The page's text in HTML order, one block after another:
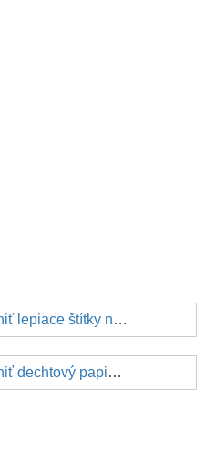
Ako odstrániť lepiace štítky na fľaše
Ako odstrániť dechtový papier z drevených podláh